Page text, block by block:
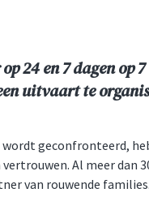
24 en 7 dagen op
uitvaart te
wordt geconfronteerd,
vertrouwen. Al meer dan
van rouwende families.